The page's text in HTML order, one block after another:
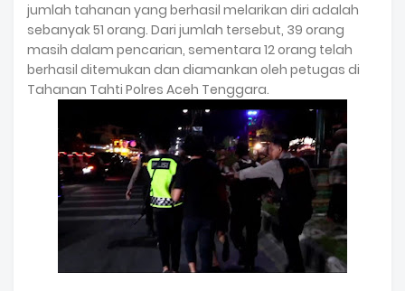
jumlah tahanan yang berhasil melarikan diri adalah
sebanyak 51 orang. Dari jumlah tersebut, 39 orang
masih dalam pencarian, sementara 12 orang telah
berhasil ditemukan dan diamankan oleh petugas di
Tahanan Tahti Polres Aceh Tenggara.